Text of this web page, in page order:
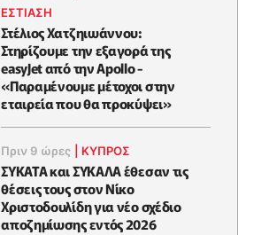
ΕΣΤΙΑΣΗ
Στέλιος Χατζηιωάννου:
Στηρίζουμε την εξαγορά της
easyJet από την Apollo -
«Παραμένουμε μέτοχοι στην
εταιρεία που θα προκύψει»
Πριν 9 ώρες ΚΥΠΡΟΣ
ΣΥΚΑΤΑ και ΣΥΚΑΛΑ έθεσαν τις
θέσεις τους στον Νίκο
Χριστοδουλίδη για νέο σχέδιο
αποζημίωσης εντός 2026